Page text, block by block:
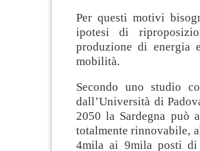
Per questi motivi
ipotesi di
produzione di energia
mobilità.
Secondo uno studio
dall’Università di
2050 la Sardegna può
totalmente rinnovabile,
4mila ai 9mila posti di